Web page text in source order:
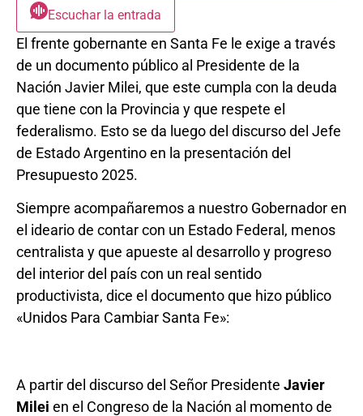
Escuchar la entrada
El frente gobernante en Santa Fe le exige a través
de un documento público al Presidente de la
Nación Javier Milei, que este cumpla con la deuda
que tiene con la Provincia y que respete el
federalismo. Esto se da luego del discurso del Jefe
de Estado Argentino en la presentación del
Presupuesto 2025.
Siempre acompañaremos a nuestro Gobernador en
el ideario de contar con un Estado Federal, menos
centralista y que apueste al desarrollo y progreso
del interior del país con un real sentido
productivista, dice el documento que hizo público
«Unidos Para Cambiar Santa Fe»:
A partir del discurso del Señor Presidente Javier
Milei en el Congreso de la Nación al momento de